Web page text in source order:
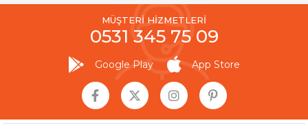
MÜŞTERİ HİZMETLERİ
0531 345 75 09
Google Play App Store